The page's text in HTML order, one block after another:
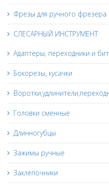
Фрезы для ручного фрезера
СЛЕСАРНЫЙ ИНСТРУМЕНТ
Адаптеры, переходники и
Бокорезы, кусачки
Головки сменные
Длинногубцы
Зажимы ручные
Заклёпочники